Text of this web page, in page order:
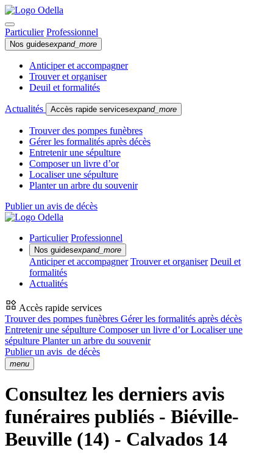
Particulier Professionnel
Nos guidesexpand_more
Anticiper et accompagner
Trouver et organiser
Deuil et formalités
Actualités Accès rapide servicesexpand_more
Trouver des pompes funèbres
Gérer les formalités après décès
Entretenir une sépulture
Composer un livre d’or
Localiser une sépulture
Planter un arbre du souvenir
Publier un avis de décès
Particulier Professionnel
Nos guidesexpand_more
Anticiper et accompagner Trouver et organiser Deuil et
formalités
Actualités
Accès rapide services
Trouver des pompes funèbres Gérer les formalités après décès
Entretenir une sépulture Composer un livre d’orLocaliser une
sépulture Planter un arbre du souvenir
Publier un avis de décès
menu
Consultez les derniers avis
funéraires publiés - Biéville-
Beuville (14) - Calvados 14